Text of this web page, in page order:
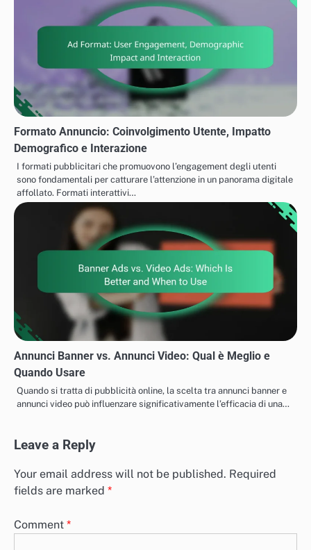
Formato Annuncio: Coinvolgimento Utente, Impatto
Demografico e Interazione
I formati pubblicitari che promuovono l’engagement degli utenti
sono fondamentali per catturare l’attenzione in un panorama digitale
affollato. Formati interattivi…
Annunci Banner vs. Annunci Video: Qual è Meglio e
Quando Usare
Quando si tratta di pubblicità online, la scelta tra annunci banner e
annunci video può influenzare significativamente l’efficacia di una…
Leave a Reply
Your email address will not be published. Required
fields are marked *
Comment *